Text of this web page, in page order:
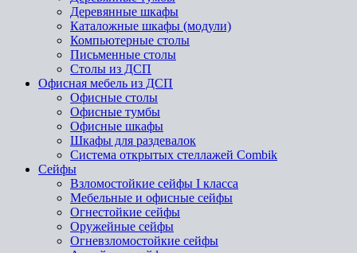
Деревянные шкафы
Каталожные шкафы (модули)
Компьютерные столы
Письменные столы
Столы из ДСП
Офисная мебель из ДСП
Офисные столы
Офисные тумбы
Офисные шкафы
Шкафы для раздевалок
Система открытых стеллажей Combik
Сейфы
Взломостойкие сейфы I класса
Мебельные и офисные сейфы
Огнестойкие сейфы
Оружейные сейфы
Огневзломостойкие сейфы